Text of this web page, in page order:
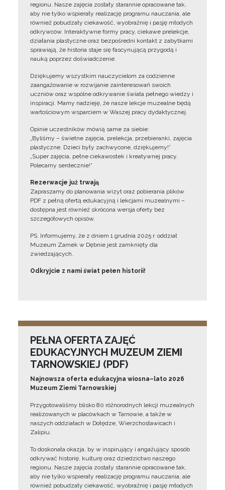
regionu. Nasze zajęcia zostały starannie opracowane tak,
aby nie tylko wspierały realizację programu nauczania, ale
również pobudzały ciekawość, wyobraźnię i pasję młodych
odkrywców. Interaktywne formy pracy, ciekawe prelekcje,
działania plastyczne oraz bezpośredni kontakt z zabytkami
sprawiają, że historia staje się fascynującą przygodą i
nauką poprzez doświadczenie.
Dziękujemy wszystkim nauczycielom za codzienne
zaangażowanie w rozwijanie zainteresowań swoich
uczniów oraz wspólne odkrywanie świata pełnego wiedzy i
inspiracji. Mamy nadzieję, że nasze lekcje muzealne będą
wartościowym wsparciem w Waszej pracy dydaktycznej.
Opinie uczestników mówią same za siebie:
„Byliśmy – świetne zajęcia, prelekcja, przebieranki, zajęcia
plastyczne. Dzieci były zachwycone, dziękujemy!”
„Super zajęcia, pełne ciekawostek i kreatywnej pracy.
Polecamy serdecznie!”
Rezerwacje już trwają
Zapraszamy do planowania wizyt oraz pobierania plików
PDF z pełną ofertą edukacyjną i lekcjami muzealnymi –
dostępna jest również skrócona wersja oferty bez
szczegółowych opisów.
PS. Informujemy, że z dniem 1 grudnia 2025 r. oddział
Muzeum Zamek w Dębnie jest zamknięty dla
zwiedzających.
Odkryjcie z nami świat pełen historii!
PEŁNA OFERTA ZAJĘĆ
EDUKACYJNYCH MUZEUM ZIEMI
TARNOWSKIEJ (PDF)
Najnowsza oferta edukacyjna wiosna–lato 2026
Muzeum Ziemi Tarnowskiej
Przygotowaliśmy blisko 80 różnorodnych lekcji muzealnych
realizowanych w placówkach w Tarnowie, a także w
naszych oddziałach w Dołędze, Wierzchosławicach i
Zalipiu.
To doskonała okazja, by w inspirujący i angażujący sposób
odkrywać historię, kulturę oraz dziedzictwo naszego
regionu. Nasze zajęcia zostały starannie opracowane tak,
aby nie tylko wspierały realizację programu nauczania, ale
również pobudzały ciekawość, wyobraźnię i pasję młodych